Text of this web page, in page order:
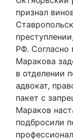
признал
РФ. Согласно
Маракова
в отделении
адвокат,
пакет с
Мараков
подбросили